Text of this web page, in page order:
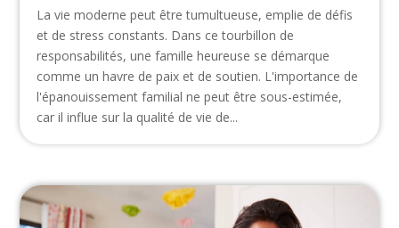
La vie moderne peut être tumultueuse, emplie de défis
et de stress constants. Dans ce tourbillon de
responsabilités, une famille heureuse se démarque
comme un havre de paix et de soutien. L'importance de
l'épanouissement familial ne peut être sous-estimée,
car il influe sur la qualité de vie de...